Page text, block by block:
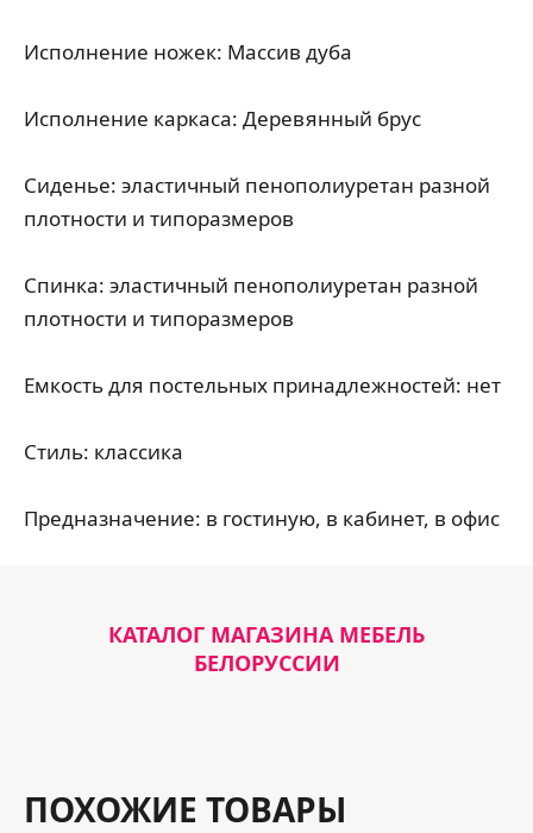
Исполнение ножек: Массив дуба
Исполнение каркаса: Деревянный брус
Сиденье: эластичный пенополиуретан разной
плотности и типоразмеров
Спинка: эластичный пенополиуретан разной
плотности и типоразмеров
Емкость для постельных принадлежностей: нет
Стиль: классика
Предназначение: в гостиную, в кабинет, в офис
КАТАЛОГ МАГАЗИНА МЕБЕЛЬ
БЕЛОРУССИИ
ПОХОЖИЕ ТОВАРЫ